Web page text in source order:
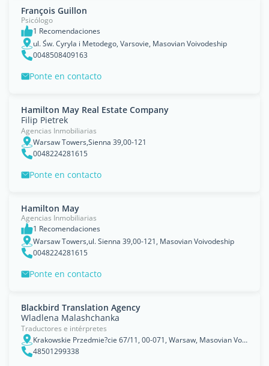
François Guillon
Psicólogo
1 Recomendaciones
ul. Św. Cyryla i Metodego, Varsovie, Masovian Voivodeship
0048508409163
Ponte en contacto
Hamilton May Real Estate Company
Filip Pietrek
Agencias Inmobiliarias
Warsaw Towers,Sienna 39,00-121
0048224281615
Ponte en contacto
Hamilton May
Agencias Inmobiliarias
1 Recomendaciones
Warsaw Towers,ul. Sienna 39,00-121, Masovian Voivodeship
0048224281615
Ponte en contacto
Blackbird Translation Agency
Wladlena Malashchanka
Traductores e intérpretes
Krakowskie Przedmie?cie 67/11, 00-071, Warsaw, Masovian Voivodeship
48501299338